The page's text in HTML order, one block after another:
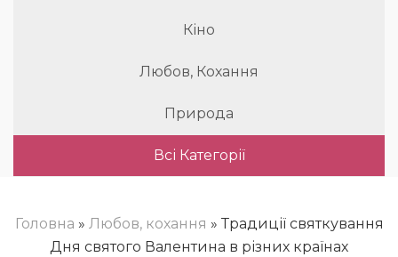
Кіно
Любов, Кохання
Природа
Всі Категорії
Головна » Любов, кохання » Традиції святкування
Дня святого Валентина в різних країнах